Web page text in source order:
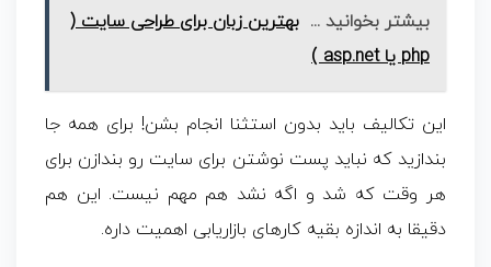
بیشتر بخوانید ... بهترین زبان برای طراحی سایت (
php یا asp.net )
این تکالیف باید بدون استثنا انجام بشن! برای همه جا
بندازید که نباید پست نوشتن برای سایت رو بندازن برای
هر وقت که شد و اگه نشد هم مهم نیست. این هم
دقیقا به اندازه بقیه کارهای بازاریابی اهمیت داره.